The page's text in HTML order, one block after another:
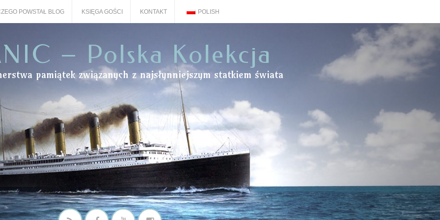
POWSTAŁ BLOG KSIĘGA GOŚCI KONTAKT POLISH
– Polska Kolekcja
pamiątek związanych z najsłynniejszym statkiem świata